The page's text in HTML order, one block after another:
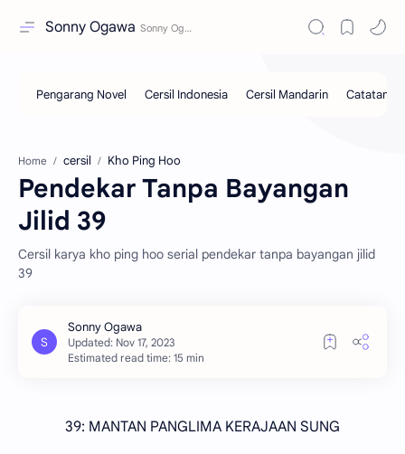
Sonny Ogawa
Home cersil Kho Ping Hoo
Pendekar Tanpa Bayangan
Jilid 39
Cersil karya kho ping hoo serial pendekar tanpa bayangan jilid
39
Estimated read time: 15 min
39: MANTAN PANGLIMA KERAJAAN SUNG